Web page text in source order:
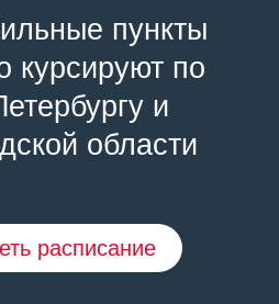
пункты
курсируют по
и
области
расписание